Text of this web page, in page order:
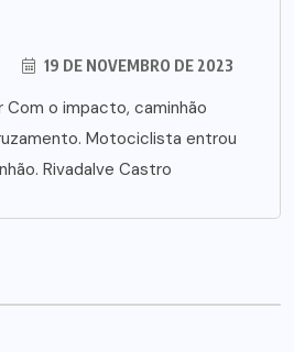
19 DE NOVEMBRO DE 2023
Com o impacto, caminhão
Motociclista entrou
Rivadalve Castro